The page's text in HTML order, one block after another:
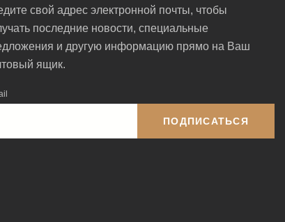
свой адрес электронной почты, чтобы
последние новости, специальные
и другую информацию прямо на Ваш
ящик.
ПОДПИСАТЬСЯ